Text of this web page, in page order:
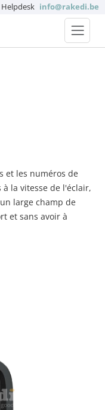
Helpdesk info@rakedi.be
et les numéros de
la vitesse de l'éclair,
large champ de
et sans avoir à